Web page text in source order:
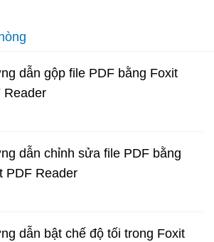
dẫn gộp file PDF bằng Foxit
Reader
dẫn chỉnh sửa file PDF bằng
PDF Reader
dẫn bật chế độ tối trong Foxit